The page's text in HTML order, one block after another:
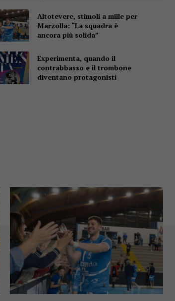
Altotevere, stimoli a mille per
Marzolla: “La squadra è
ancora più solida”
Experimenta, quando il
contrabbasso e il trombone
diventano protagonisti